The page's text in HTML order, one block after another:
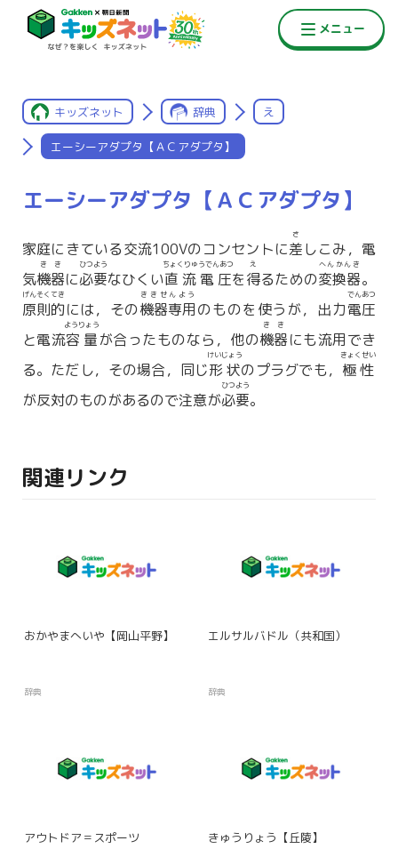
キッズネット 辞典 え
エーシーアダプタ【ＡＣアダプタ】
エーシーアダプタ【ＡＣアダプタ】
家庭にきている交流100Vのコンセントに差
さ
しこみ，電
気機器
きき
に必要
ひつよう
なひくい直流電圧
ちょくりゅうでんあつ
を得
え
るための変換器
へんかんき
。
原則的
げんそくてき
には，その機器専用
ききせんよう
のものを使うが，出力電圧
でんあつ
と電流容量
ようりょう
が合ったものなら，他の機器
きき
にも流用でき
る。ただし，その場合，同じ形状
けいじょう
のプラグでも， 極性
きょくせい
が反対のものがあるので注意が必要
ひつよう
。
関連リンク
おかやまへいや【岡山平野】
辞典
エルサルバドル（共和国）
辞典
アウトドア＝スポーツ きゅうりょう【丘陵】